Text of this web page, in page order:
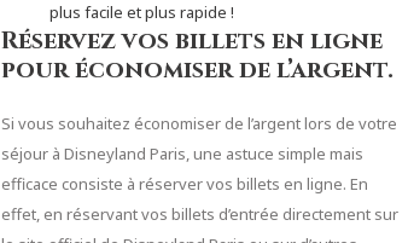
plus facile et plus rapide !
Réservez vos billets en ligne
pour économiser de l’argent.
Si vous souhaitez économiser de l’argent lors de votre
séjour à Disneyland Paris, une astuce simple mais
efficace consiste à réserver vos billets en ligne. En
effet, en réservant vos billets d’entrée directement sur